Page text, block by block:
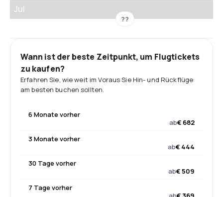
Jul
??
Wann ist der beste Zeitpunkt, um Flugtickets
zu kaufen?
Erfahren Sie, wie weit im Voraus Sie Hin- und Rückflüge
am besten buchen sollten.
6 Monate vorher
ab€ 682
3 Monate vorher
ab€ 444
30 Tage vorher
ab€ 509
7 Tage vorher